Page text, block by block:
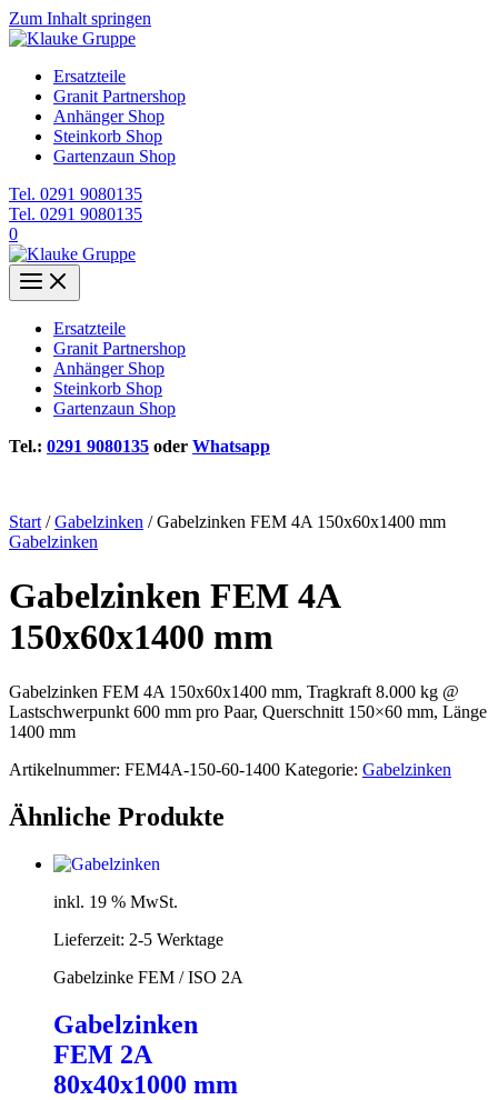
Zum Inhalt springen
Ersatzteile
Granit Partnershop
Anhänger Shop
Steinkorb Shop
Gartenzaun Shop
Tel. 0291 9080135
Tel. 0291 9080135
0
Ersatzteile
Granit Partnershop
Anhänger Shop
Steinkorb Shop
Gartenzaun Shop
Tel.: 0291 9080135 oder Whatsapp
Start /Gabelzinken / Gabelzinken FEM 4A 150x60x1400 mm
Gabelzinken
Gabelzinken FEM 4A
150x60x1400 mm
Gabelzinken FEM 4A 150x60x1400 mm, Tragkraft 8.000 kg @
Lastschwerpunkt 600 mm pro Paar, Querschnitt 150×60 mm, Länge
1400 mm
Artikelnummer: FEM4A-150-60-1400 Kategorie: Gabelzinken
Ähnliche Produkte
inkl. 19 % MwSt.
Lieferzeit: 2-5 Werktage
Gabelzinke FEM / ISO 2A
Gabelzinken
FEM 2A
80x40x1000 mm